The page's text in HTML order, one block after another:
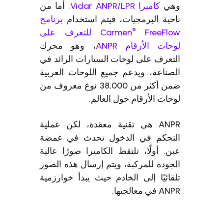
كاميرا Vidar ANPR/LPR
. أما من
ناحية البرمجيات، فيتم استخدامبرنامج
Carmen®
FreeFlow للتعرف على
لوحات الأرقام ANPR
، وهو محرك
التعرف على لوحات السيارات الرائد في
الصناعة، ويدعم جميع اللوحات العربية
ضمن أكثر من 38,000 نوع معروف من
لوحات الأرقام حول العالم.
ANPR هي تقنية معقدة، لكن عملية
التحكم في الدخول تحدث في غمضة
عين. أولًا، تلتقط الكاميرا صورًا عالية
الجودة للمركبة، ويتم إرسال هذه الصور
تلقائيًا إلى الخادم حيث يبدأ خوارزمية